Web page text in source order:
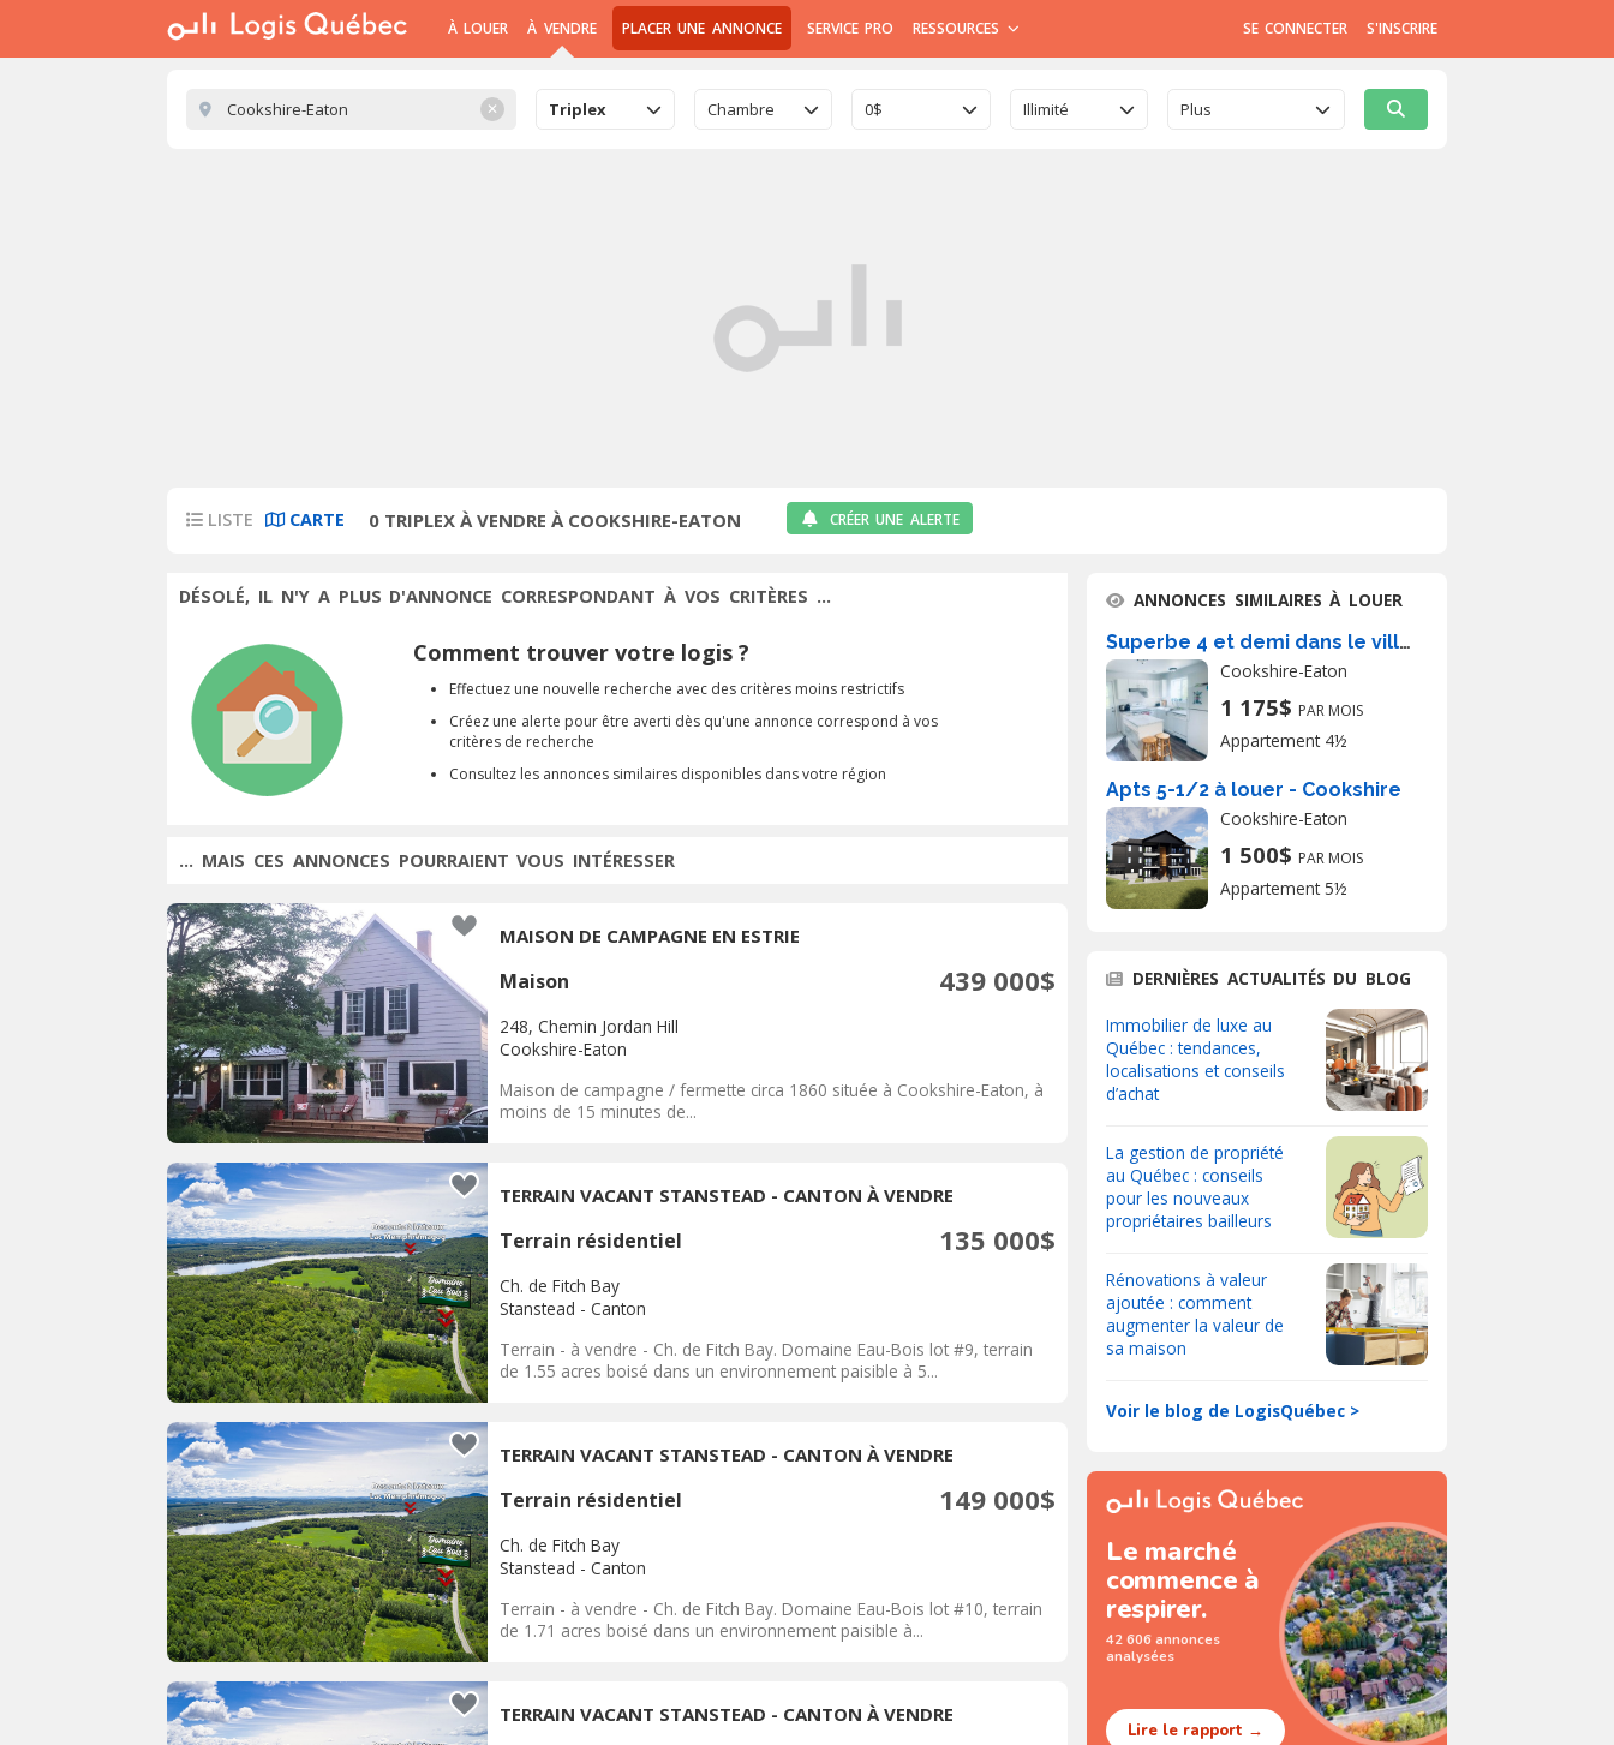
À LOUER À VENDRE PLACER UNE ANNONCE SERVICE PRO RESSOURCES SE CONNECTER S'INSCRIRE
✕ Triplex Chambre 0$ Illimité Plus
LISTE CARTE 0 TRIPLEX À VENDRE À COOKSHIRE-EATON CRÉER UNE ALERTE
DÉSOLÉ, IL N'Y A PLUS D'ANNONCE CORRESPONDANT À VOS CRITÈRES ...
Comment trouver votre logis ?
Effectuez une nouvelle recherche avec des critères moins restrictifs
Créez une alerte pour être averti dès qu'une annonce correspond à vos
critères de recherche
Consultez les annonces similaires disponibles dans votre région
... MAIS CES ANNONCES POURRAIENT VOUS INTÉRESSER
MAISON DE CAMPAGNE EN ESTRIE
Maison 439 000$
248, Chemin Jordan Hill
Cookshire-Eaton
Maison de campagne / fermette circa 1860 située à Cookshire-Eaton, à
moins de 15 minutes de...
TERRAIN VACANT STANSTEAD - CANTON À VENDRE
Terrain résidentiel 135 000$
Ch. de Fitch Bay
Stanstead - Canton
Terrain - à vendre - Ch. de Fitch Bay. Domaine Eau-Bois lot #9, terrain
de 1.55 acres boisé dans un environnement paisible à 5...
TERRAIN VACANT STANSTEAD - CANTON À VENDRE
Terrain résidentiel 149 000$
Ch. de Fitch Bay
Stanstead - Canton
Terrain - à vendre - Ch. de Fitch Bay. Domaine Eau-Bois lot #10, terrain
de 1.71 acres boisé dans un environnement paisible à...
TERRAIN VACANT STANSTEAD - CANTON À VENDRE
ANNONCES SIMILAIRES À LOUER
Superbe 4 et demi dans le village
Cookshire-Eaton
1 175$ PAR MOIS
Appartement 4½
Apts 5-1/2 à louer - Cookshire
Cookshire-Eaton
1 500$ PAR MOIS
Appartement 5½
DERNIÈRES ACTUALITÉS DU BLOG
Immobilier de luxe au
Québec : tendances,
localisations et conseils
d’achat
La gestion de propriété
au Québec : conseils
pour les nouveaux
propriétaires bailleurs
Rénovations à valeur
ajoutée : comment
augmenter la valeur de
sa maison
Voir le blog de LogisQuébec >
Le marché
commence à
respirer.
42 606 annonces
analysées
Lire le rapport →